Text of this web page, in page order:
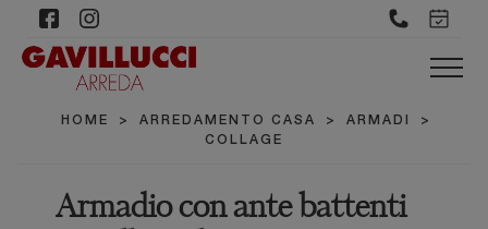
HOME > ARREDAMENTO CASA > ARMADI
>
COLLAGE
Armadio con ante battenti